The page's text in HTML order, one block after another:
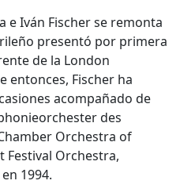
e Iván Fischer se remonta
presentó por primera
de la London
entonces, Fischer ha
acompañado de
des
Orchestra of
Festival Orchestra,
1994.